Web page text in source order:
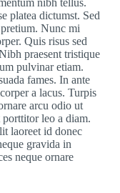
nibh tellus.
platea dictumst. Sed
pretium. Nunc mi
Quis risus sed
praesent tristique
pulvinar etiam.
fames. In ante
a lacus. Turpis
arcu odio ut
leo a diam.
laoreet id donec
gravida in
neque ornare